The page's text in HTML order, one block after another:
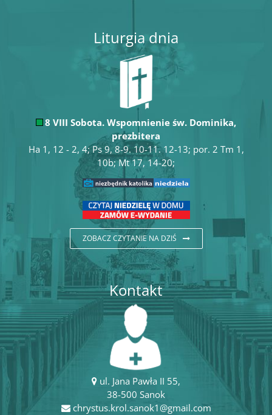
Liturgia dnia
8 VIII Sobota. Wspomnienie św. Dominika,
prezbitera
Ha 1, 12 - 2, 4; Ps 9, 8-9. 10-11. 12-13; por. 2 Tm 1,
10b; Mt 17, 14-20;
ZOBACZ CZYTANIE NA DZIŚ
Kontakt
ul. Jana Pawła II 55,
38-500 Sanok
chrystus.krol.sanok1@gmail.com